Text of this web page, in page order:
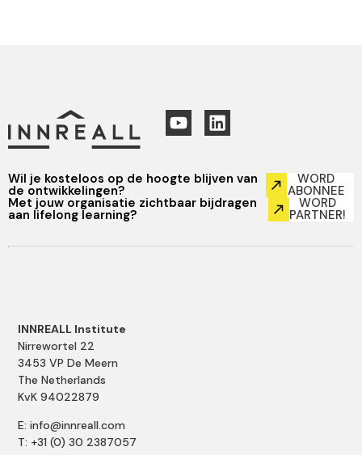
Wil je kosteloos op de hoogte blijven van
de ontwikkelingen?
WORD
ABONNEE
Met jouw organisatie zichtbaar bijdragen
aan lifelong learning?
WORD
PARTNER!
INNREALL Institute
Nirrewortel 22
3453 VP De Meern
The Netherlands
KvK 94022879
E: info@innreall.com
T: +31 (0) 30 2387057